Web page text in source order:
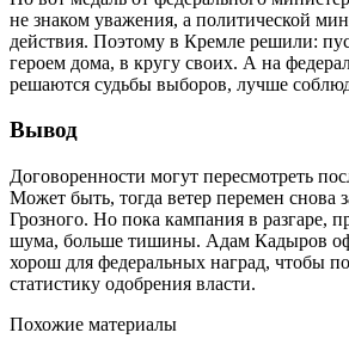
не знаком уважения, а политической
действия. Поэтому в Кремле решили:
героем дома, в кругу своих. А на
решаются судьбы выборов, лучше
Вывод
Договоренности могут пересмотреть
Может быть, тогда ветер перемен снова
Грозного. Но пока кампания в разгаре,
шума, больше тишины. Адам Кадыров
хорош для федеральных наград, чтобы
статистику одобрения власти.
Похожие материалы